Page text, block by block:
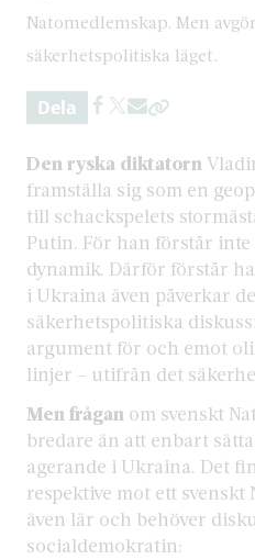
Natomedlemskap. Men
säkerhetspolitiska läget.
Dela
Den ryska diktatorn
framställa sig som en
till schackspelets
Putin. För han förstår
dynamik. Därför förstår
i Ukraina även påverkar
säkerhetspolitiska
argument för och emot
linjer – utifrån det
Men frågan om svenskt
bredare än att enbart
agerande i Ukraina. Det
respektive mot ett svenskt
även lär och behöver
socialdemokratin: